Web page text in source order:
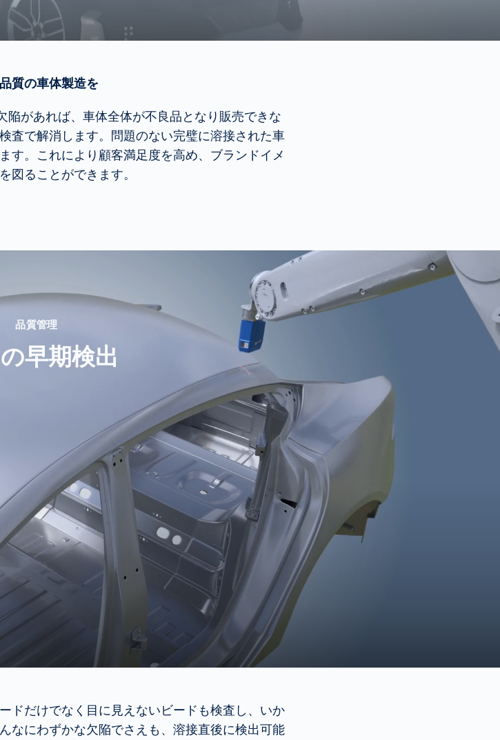
質の車体製造を
陥があれば、車体全体が不良品となり販売できな
査で解消します。問題のない完璧に溶接された車
す。これにより顧客満足度を高め、ブランドイメ
図ることができます。
品質管理
早期検出
ドだけでなく目に見えないビードも検査し、いか
なにわずかな欠陥でさえも、溶接直後に検出可能